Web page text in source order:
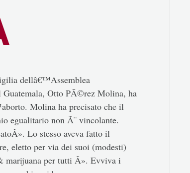
dellâ€™Assemblea
Otto PÃ©rez Molina, ha
Molina ha precisato che il
egualitario non Ã¨ vincolante.
Lo stesso aveva fatto il
eletto per via dei suoi (modesti)
marijuana per tutti Â». Evviva i